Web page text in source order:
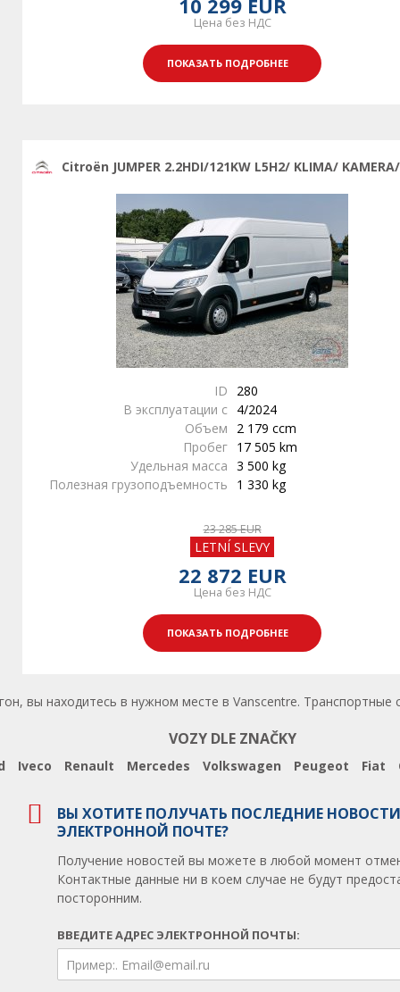
10 299 EUR
Цена без НДС
ПОКАЗАТЬ ПОДРОБНЕЕ
Citroën JUMPER 2.2HDI/121KW L5H2/ KLIMA/
ID
280
В эксплуатации с 4/2024
Объем
2 179 ccm
Пробег 17 505 km
Удельная масса 3 500 kg
Полезная грузоподъемность
1 330 kg
23 285 EUR
LETNÍ SLEVY
22 872 EUR
Цена без НДС
ПОКАЗАТЬ ПОДРОБНЕЕ
вы находитесь в нужном месте в Vanscentre.
VOZY DLE ZNAČKY
Iveco Renault Mercedes Volkswagen Peugeot Fiat
ВЫ ХОТИТЕ ПОЛУЧАТЬ ПОСЛЕДНИЕ
ЭЛЕКТРОННОЙ ПОЧТЕ?
Получение новостей вы можете в любой момент
Контактные данные ни в коем случае не будут
посторонним.
ВВЕДИТЕ АДРЕС ЭЛЕКТРОННОЙ ПОЧТЫ: